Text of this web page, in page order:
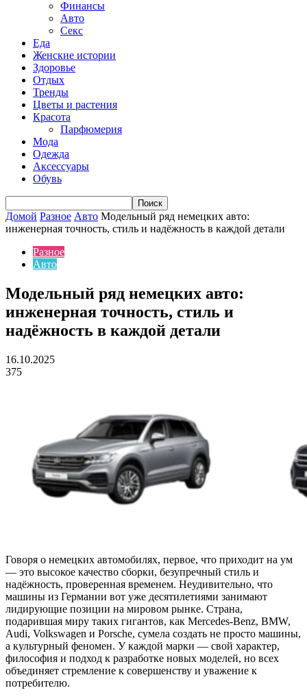
Финансы
Авто
Секс
Еда
Женские истории
Здоровье
Отдых
Тренды
Цветы и растения
Красота
Парфюмерия
Мода
Одежда
Аксессуары
Обувь
Домой Разное Авто Модельный ряд немецких авто:
инженерная точность, стиль и надёжность в каждой детали
Разное
Авто
Модельный ряд немецких авто:
инженерная точность, стиль и
надёжность в каждой детали
16.10.2025
375
Говоря о немецких автомобилях, первое, что приходит на ум
— это высокое качество сборки, безупречный стиль и
надёжность, проверенная временем. Неудивительно, что
машины из Германии вот уже десятилетиями занимают
лидирующие позиции на мировом рынке. Страна,
подарившая миру таких гигантов, как Mercedes-Benz, BMW,
Audi, Volkswagen и Porsche, сумела создать не просто машины,
а культурный феномен. У каждой марки — свой характер,
философия и подход к разработке новых моделей, но всех
объединяет стремление к совершенству и уважение к
потребителю.